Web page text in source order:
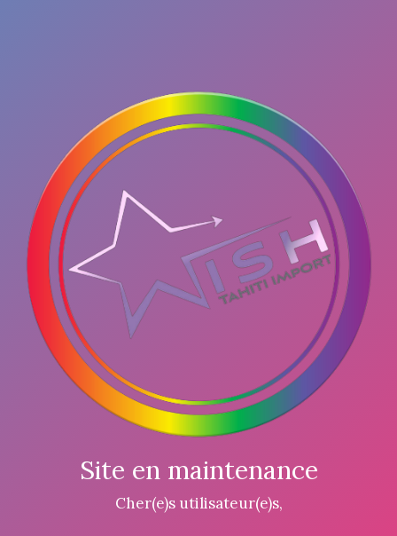
Site en maintenance
Cher(e)s utilisateur(e)s,